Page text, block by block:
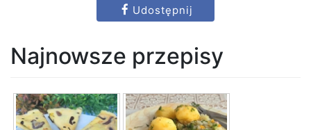
Udostępnij
Najnowsze przepisy